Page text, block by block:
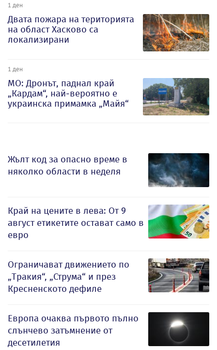
1 ден
Двата пожара на територията
на област Хасково са
локализирани
1 ден
МО: Дронът, паднал край
„Кардам“, най-вероятно е
украинска примамка „Майя“
Жълт код за опасно време в
няколко области в неделя
Край на цените в лева: От 9
август етикетите остават само в
евро
Ограничават движението по
„Тракия“, „Струма“ и през
Кресненското дефиле
Европа очаква първото пълно
слънчево затъмнение от
десетилетия